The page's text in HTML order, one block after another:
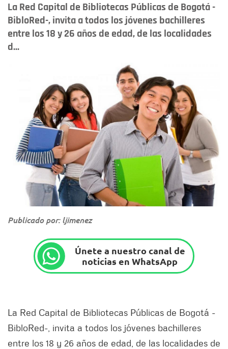
La Red Capital de Bibliotecas Públicas de Bogotá -
BibloRed-, invita a todos los jóvenes bachilleres
entre los 18 y 26 años de edad, de las localidades
d...
Publicado por: ljimenez
Únete a nuestro canal de
noticias en WhatsApp
La Red Capital de Bibliotecas Públicas de Bogotá -
BibloRed-, invita a todos los jóvenes bachilleres
entre los 18 y 26 años de edad, de las localidades de